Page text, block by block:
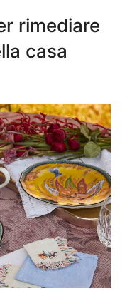
rimediare
casa